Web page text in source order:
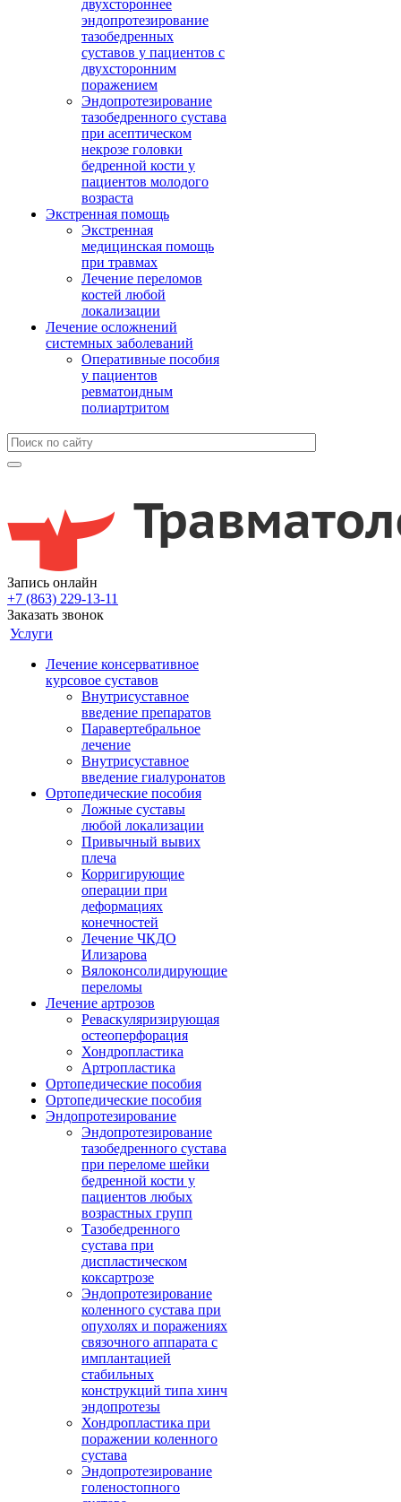
двухстороннее
эндопротезирование
тазобедренных
суставов у пациентов с
двухсторонним
поражением
Эндопротезирование
тазобедренного сустава
при асептическом
некрозе головки
бедренной кости у
пациентов молодого
возраста
Экстренная помощь
Экстренная
медицинская помощь
при травмах
Лечение переломов
костей любой
локализации
Лечение осложнений
системных заболеваний
Оперативные пособия
у пациентов
ревматоидным
полиартритом
Запись онлайн
+7 (863) 229-13-11
Заказать звонок
Услуги
Лечение консервативное
курсовое суставов
Внутрисуставное
введение препаратов
Паравертебральное
лечение
Внутрисуставное
введение гиалуронатов
Ортопедические пособия
Ложные суставы
любой локализации
Привычный вывих
плеча
Корригирующие
операции при
деформациях
конечностей
Лечение ЧКДО
Илизарова
Вялоконсолидирующие
переломы
Лечение артрозов
Реваскуляризирующая
остеоперфорация
Хондропластика
Артропластика
Ортопедические пособия
Ортопедические пособия
Эндопротезирование
Эндопротезирование
тазобедренного сустава
при переломе шейки
бедренной кости у
пациентов любых
возрастных групп
Тазобедренного
сустава при
диспластическом
коксартрозе
Эндопротезирование
коленного сустава при
опухолях и поражениях
связочного аппарата с
имплантацией
стабильных
конструкций типа хинч
эндопротезы
Хондропластика при
поражении коленного
сустава
Эндопротезирование
голеностопного